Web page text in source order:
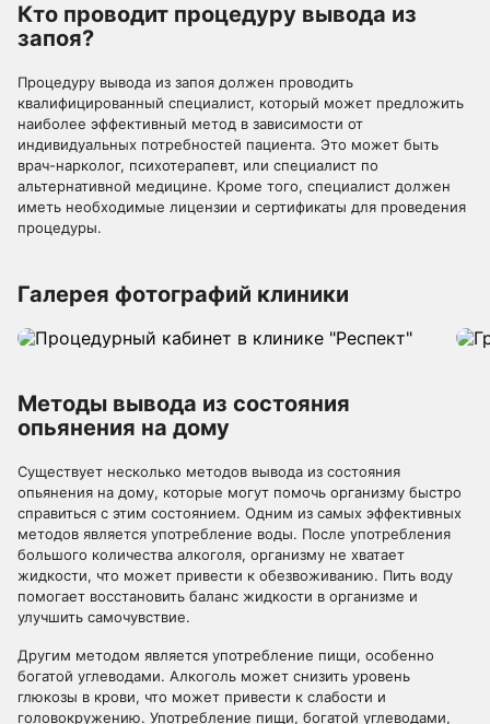
Кто проводит процедуру вывода из
запоя?
Процедуру вывода из запоя должен проводить
квалифицированный специалист, который может предложить
наиболее эффективный метод в зависимости от
индивидуальных потребностей пациента. Это может быть
врач-нарколог, психотерапевт, или специалист по
альтернативной медицине. Кроме того, специалист должен
иметь необходимые лицензии и сертификаты для проведения
процедуры.
Галерея фотографий клиники
Методы вывода из состояния
опьянения на дому
Существует несколько методов вывода из состояния
опьянения на дому, которые могут помочь организму быстро
справиться с этим состоянием. Одним из самых эффективных
методов является употребление воды. После употребления
большого количества алкоголя, организму не хватает
жидкости, что может привести к обезвоживанию. Пить воду
помогает восстановить баланс жидкости в организме и
улучшить самочувствие.
Другим методом является употребление пищи, особенно
богатой углеводами. Алкоголь может снизить уровень
глюкозы в крови, что может привести к слабости и
головокружению. Употребление пищи, богатой углеводами,